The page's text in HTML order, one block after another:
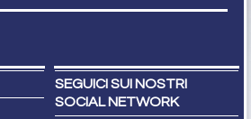
SEGUICI SUI NOSTRI
SOCIAL NETWORK